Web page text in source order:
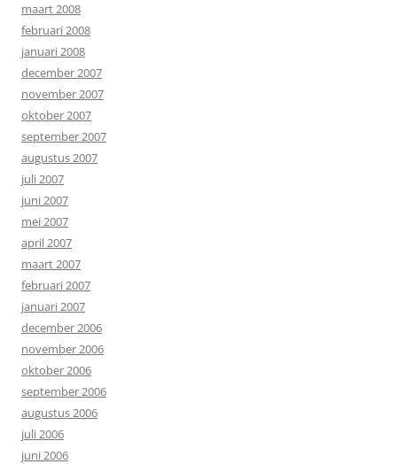
maart 2008
februari 2008
januari 2008
december 2007
november 2007
oktober 2007
september 2007
augustus 2007
juli 2007
juni 2007
mei 2007
april 2007
maart 2007
februari 2007
januari 2007
december 2006
november 2006
oktober 2006
september 2006
augustus 2006
juli 2006
juni 2006